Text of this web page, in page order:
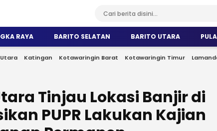
RAYA BARITO SELATAN BARITO UTARA
Katingan Kotawaringin Barat Kotawaringin Timur
Tinjau Lokasi Banjir di
PUPR Lakukan Kajian